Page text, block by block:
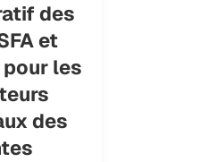
des
et
les
des